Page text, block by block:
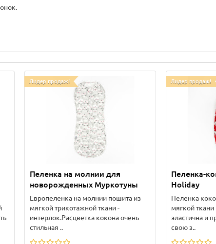
Лидер продаж!
Пеленка на молнии для
новорожденных Муркотуны
Европеленка на молнии пошита из
мягкой трикотажной ткани -
интерлок.Расцветка кокона очень
стильная ..
Лидер продаж!
Пеленка-
Holiday
Пеленка
мягкой ткани
эластична и
свою з..